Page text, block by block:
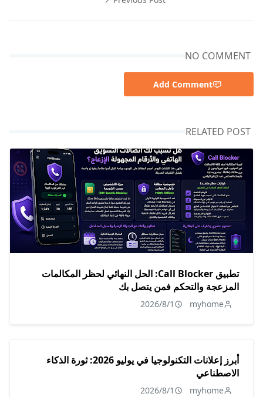
NO COMMENT
Add Comment
RELATED POST
تطبيق Call Blocker: الحل النهائي لحظر المكالمات
المزعجة والتحكم فمن يتصل بك
myhome
2026/8/1
أبرز إعلانات التكنولوجيا في يوليو 2026: ثورة الذكاء
الاصطناعي
myhome
2026/8/1